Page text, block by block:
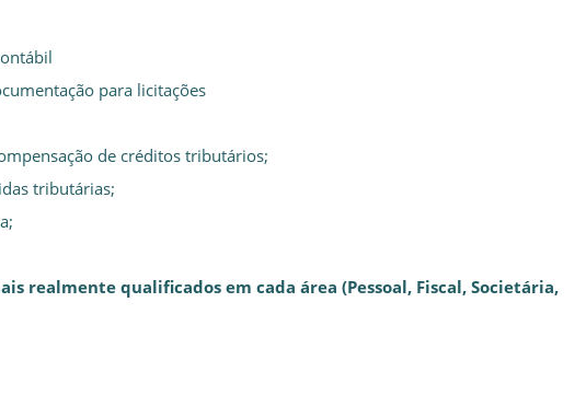
para licitações
de créditos tributários;
tributárias;
realmente qualificados em cada área (Pessoal, Fiscal, Societária,